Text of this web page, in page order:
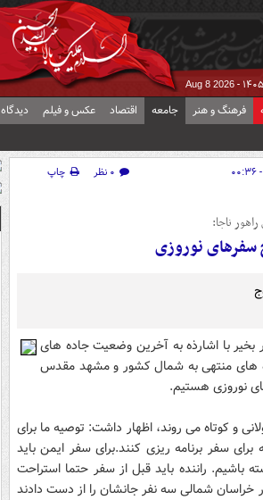
Aug 8 2026
فرهنگ و هنر جامعه اقتصاد عکس و فیلم دیدگاه
۰ نظر
چاپ
ناجا:
سفرهای نوروزی
بخیر با اشارذه به آخرین وضعیت جاده های
در جاده های منتهی به شمال کشور و مشهد مقدس
نوروزی هستیم.
و کوتاه می روند، اظهار داشت: توصیه ما برای
سفر برنامه ریزی کنند.برای سفر ایمن باید
راننده باید قبل از سفر حتما استراحت
خراسان شمالی سه نفر جانشان را از دست دادند